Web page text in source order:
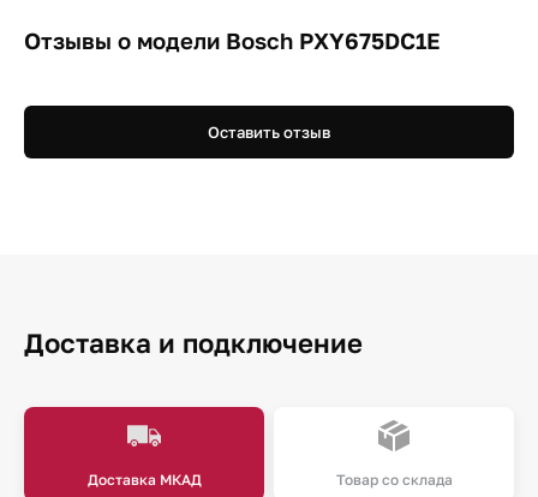
Отзывы о модели Bosch PXY675DC1E
Оставить отзыв
Доставка и подключение
Доставка МКАД Товар со склада